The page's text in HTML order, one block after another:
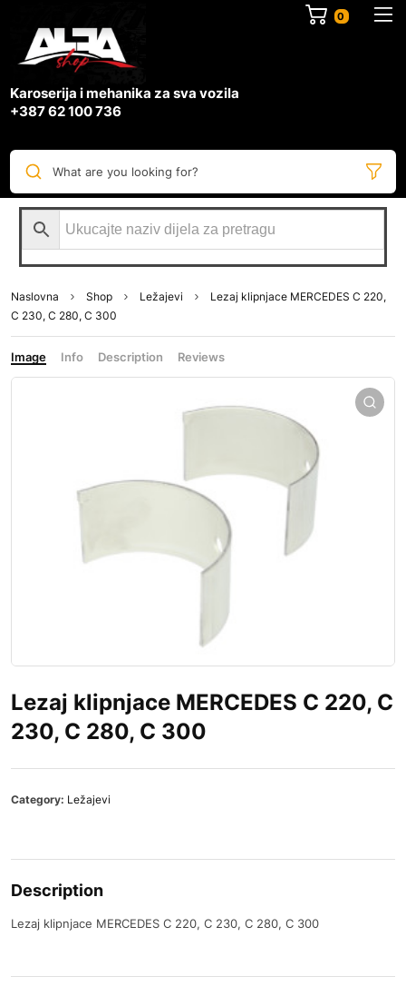
0
Karoserija i mehanika za sva vozila
+387 62 100 736
What are you looking for?
Naslovna Shop Ležajevi
Lezaj klipnjace MERCEDES C 220,
C 230, C 280, C 300
Image Info Description Reviews
Lezaj klipnjace MERCEDES C 220, C
230, C 280, C 300
Category: Ležajevi
Description
Lezaj klipnjace MERCEDES C 220, C 230, C 280, C 300